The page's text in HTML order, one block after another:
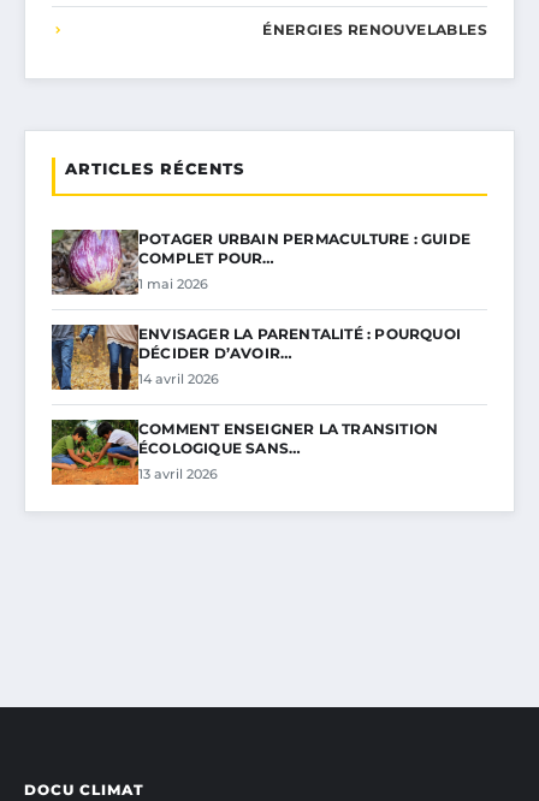
ÉNERGIES RENOUVELABLES
ARTICLES RÉCENTS
POTAGER URBAIN PERMACULTURE : GUIDE
COMPLET POUR…
1 mai 2026
ENVISAGER LA PARENTALITÉ : POURQUOI
DÉCIDER D’AVOIR…
14 avril 2026
COMMENT ENSEIGNER LA TRANSITION
ÉCOLOGIQUE SANS…
13 avril 2026
DOCU CLIMAT